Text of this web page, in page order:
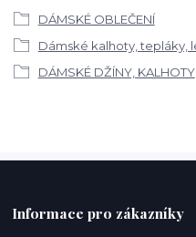
DÁMSKÉ OBLEČENÍ
Dámské kalhoty, tepláky,
DÁMSKÉ DŽÍNY, KALHOTY
Informace pro zákazníky